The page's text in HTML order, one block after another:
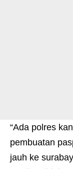
“Ada polres
pembuatan
jauh ke